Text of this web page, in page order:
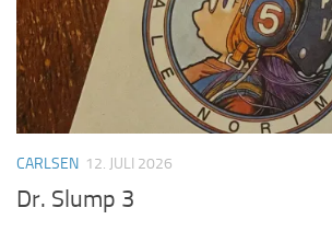
CARLSEN 12. JULI 2026
Dr. Slump 3